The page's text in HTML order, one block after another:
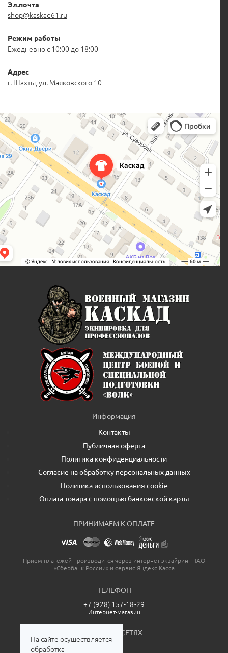
Эл.почта
shop@kaskad61.ru
Режим работы
Ежедневно с 10:00 до 18:00
Адрес
г. Шахты, ул. Маяковского 10
Информация
Контакты
Публичная оферта
Политика конфиденциальности
Согласие на обработку персональных данных
Политика использования cookie
Оплата товара с помощью банковской карты
ПРИНИМАЕМ К ОПЛАТЕ
Прием платежей производится через интернет-эквайринг ПАО
«Сбербанк России» и сервис Яндекс.Касса
ТЕЛЕФОН
+7 (928) 157-18-29
Интернет-магазин
МЫ В СОЦСЕТЯХ
На сайте осуществляется
обработка